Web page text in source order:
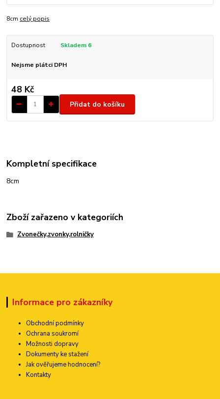
8cm celý popis
Dostupnost Skladem 6
Nejsme plátci DPH
48 Kč
Přidat do košíku
Kompletní specifikace
8cm
Zboží zařazeno v kategoriích
Zvonečky,zvonky,rolničky
Informace pro zákazníky
Obchodní podmínky
Ochrana soukromí
Možnosti dopravy
Dokumenty ke stažení
Jak ověřujeme hodnocení?
Kontakty